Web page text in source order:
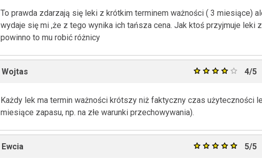
To prawda zdarzają się leki z krótkim terminem ważności ( 3 miesiące)
wydaje się mi ,że z tego wynika ich tańsza cena. Jak ktoś przyjmuje leki
powinno to mu robić różnicy
Wojtas 4/5
Każdy lek ma termin ważności krótszy niż faktyczny czas użyteczności
miesiące zapasu, np. na złe warunki przechowywania).
Ewcia 5/5